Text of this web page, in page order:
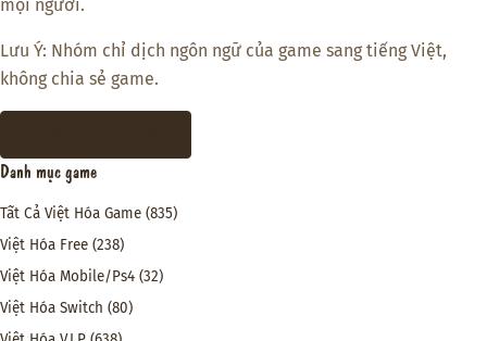
mọi người.
Lưu Ý: Nhóm chỉ dịch ngôn ngữ của game sang tiếng Việt,
không chia sẻ game.
Danh mục game
Tất Cả Việt Hóa Game (835)
Việt Hóa Free (238)
Việt Hóa Mobile/Ps4 (32)
Việt Hóa Switch (80)